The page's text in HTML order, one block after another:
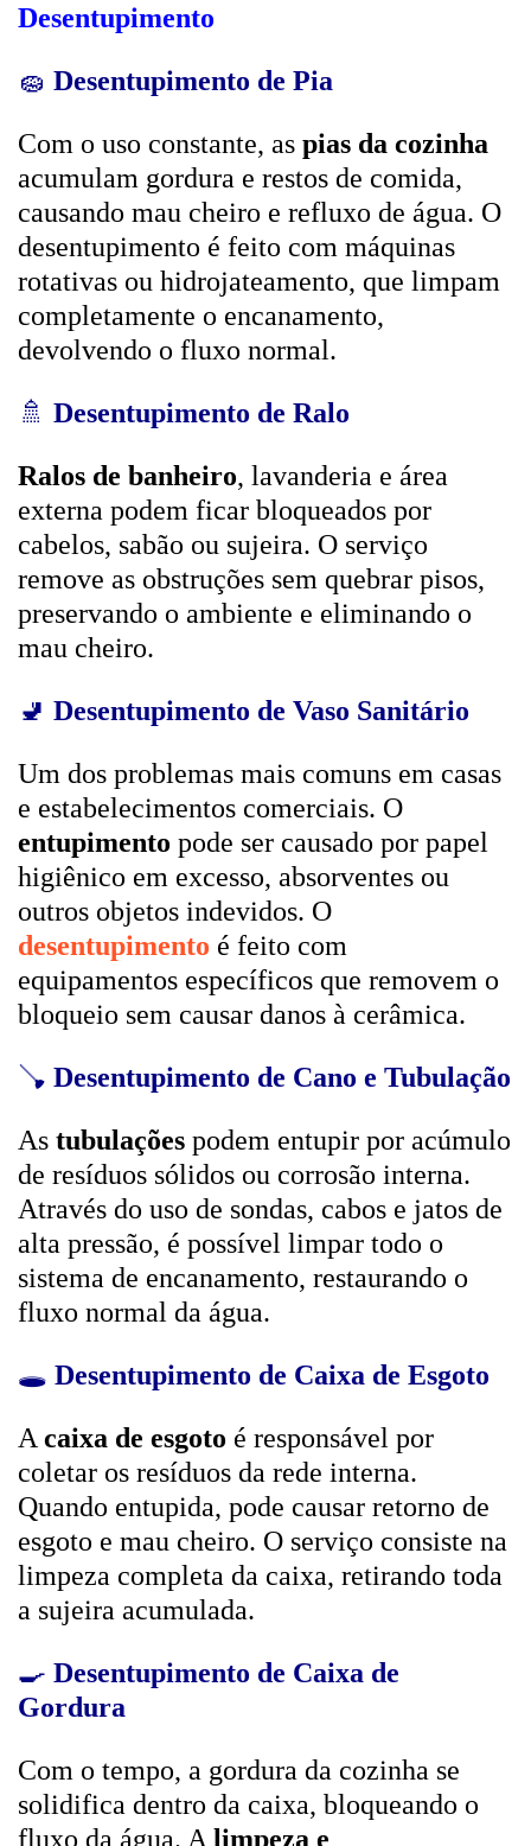
Desentupimento
🧽 Desentupimento de Pia
Com o uso constante, as pias da cozinha
acumulam gordura e restos de comida,
causando mau cheiro e refluxo de água. O
desentupimento é feito com máquinas
rotativas ou hidrojateamento, que limpam
completamente o encanamento,
devolvendo o fluxo normal.
🚿 Desentupimento de Ralo
Ralos de banheiro, lavanderia e área
externa podem ficar bloqueados por
cabelos, sabão ou sujeira. O serviço
remove as obstruções sem quebrar pisos,
preservando o ambiente e eliminando o
mau cheiro.
🚽 Desentupimento de Vaso Sanitário
Um dos problemas mais comuns em casas
e estabelecimentos comerciais. O
entupimento pode ser causado por papel
higiênico em excesso, absorventes ou
outros objetos indevidos. O
desentupimento é feito com
equipamentos específicos que removem o
bloqueio sem causar danos à cerâmica.
🪠 Desentupimento de Cano e Tubulação
As tubulações podem entupir por acúmulo
de resíduos sólidos ou corrosão interna.
Através do uso de sondas, cabos e jatos de
alta pressão, é possível limpar todo o
sistema de encanamento, restaurando o
fluxo normal da água.
🕳️ Desentupimento de Caixa de Esgoto
A caixa de esgoto é responsável por
coletar os resíduos da rede interna.
Quando entupida, pode causar retorno de
esgoto e mau cheiro. O serviço consiste na
limpeza completa da caixa, retirando toda
a sujeira acumulada.
🍳 Desentupimento de Caixa de
Gordura
Com o tempo, a gordura da cozinha se
solidifica dentro da caixa, bloqueando o
fluxo da água. A limpeza e